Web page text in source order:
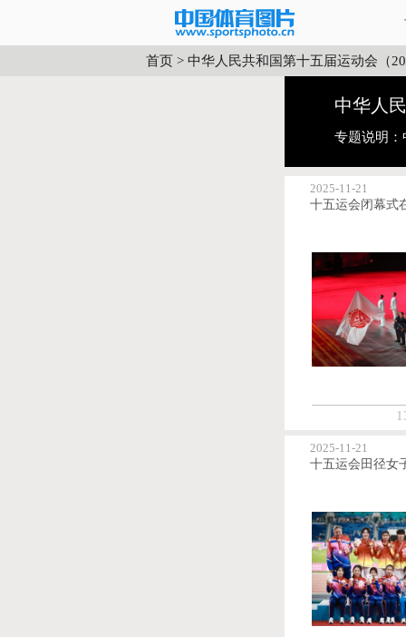
首页> 中华人民共和国第十五届运动会（
中华人
专题说明：
2025-11-21
2025-11-21